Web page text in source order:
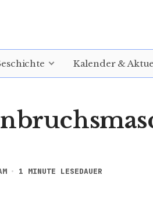
Kalender &
1 MINUTE LESEDAUER